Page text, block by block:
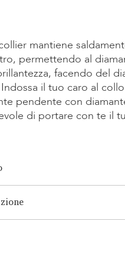
mantiene
permettendo al
facendo del
il tuo caro al
pendente con
di portare con te il
sia in spedizioni